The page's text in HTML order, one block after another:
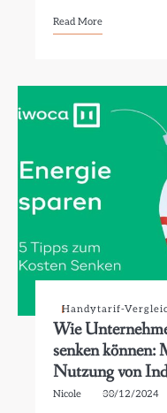
Read More
Handytarif-
Wie
senken können:
Nutzung von
Nicole 30/12/2024